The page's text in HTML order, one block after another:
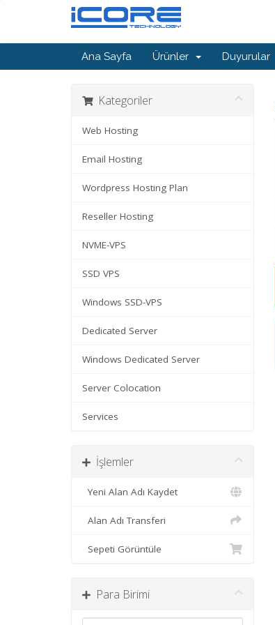
Ana Sayfa Ürünler Duyurular
Kategoriler
Web Hosting
Email Hosting
Wordpress Hosting Plan
Reseller Hosting
NVME-VPS
SSD VPS
Windows SSD-VPS
Dedicated Server
Windows Dedicated Server
Server Colocation
Services
İşlemler
Yeni Alan Adı Kaydet
Alan Adı Transferi
Sepeti Görüntüle
Para Birimi